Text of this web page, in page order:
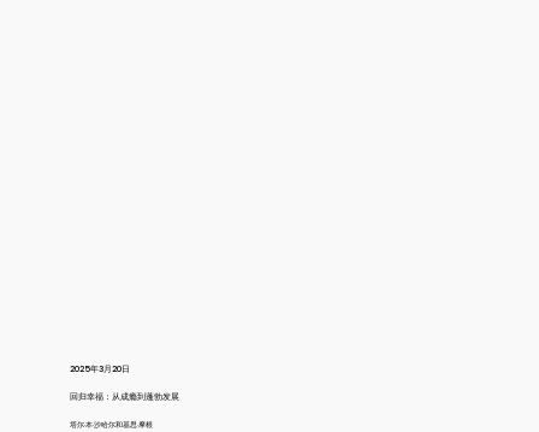
2025年3月20日
回归幸福：从成瘾到蓬勃发展
塔尔·本·沙哈尔和基思·摩根